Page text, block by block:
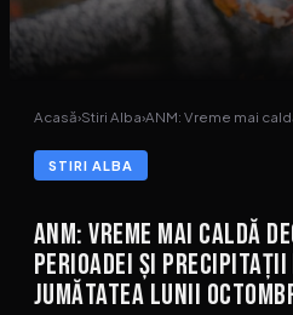
Acasă›Stiri Alba›ANM: Vreme mai
STIRI ALBA
ANM: Vreme mai caldă
perioadei și precipitații
jumătatea lunii